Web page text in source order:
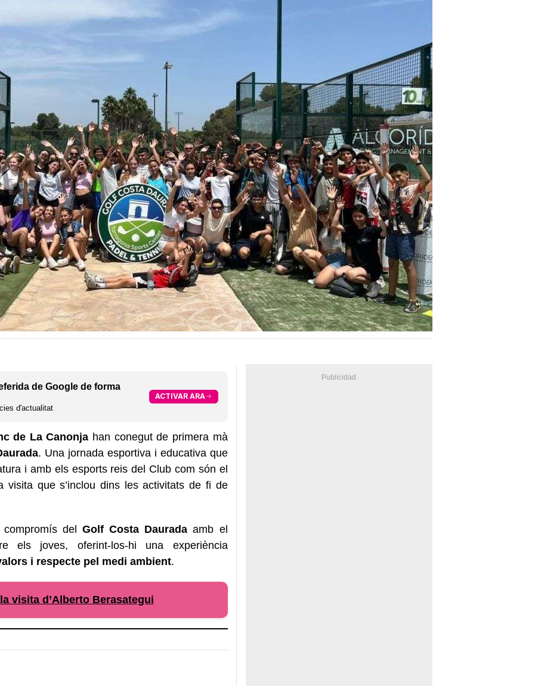
de Google de forma
d'actualitat
ACTIVAR ARA
de La Canonja han conegut de primera mà
. Una jornada esportiva i educativa que
i amb els esports reis del Club com són el
visita que s’inclou dins les activitats de fi de
compromís delGolf Costa Daurada amb el
els joves, oferint-los-hi una experiència
i respecte pel medi ambient.
visita d’Alberto Berasategui